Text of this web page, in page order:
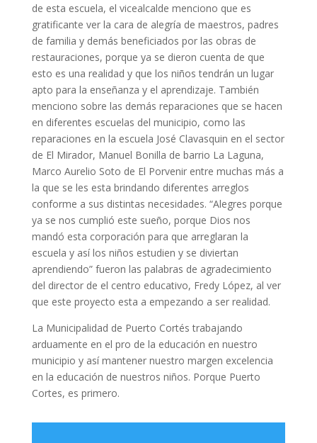
de esta escuela, el vicealcalde menciono que es
gratificante ver la cara de alegría de maestros, padres
de familia y demás beneficiados por las obras de
restauraciones, porque ya se dieron cuenta de que
esto es una realidad y que los niños tendrán un lugar
apto para la enseñanza y el aprendizaje. También
menciono sobre las demás reparaciones que se hacen
en diferentes escuelas del municipio, como las
reparaciones en la escuela José Clavasquin en el sector
de El Mirador, Manuel Bonilla de barrio La Laguna,
Marco Aurelio Soto de El Porvenir entre muchas más a
la que se les esta brindando diferentes arreglos
conforme a sus distintas necesidades. “Alegres porque
ya se nos cumplió este sueño, porque Dios nos
mandó esta corporación para que arreglaran la
escuela y así los niños estudien y se diviertan
aprendiendo” fueron las palabras de agradecimiento
del director de el centro educativo, Fredy López, al ver
que este proyecto esta a empezando a ser realidad.
La Municipalidad de Puerto Cortés trabajando
arduamente en el pro de la educación en nuestro
municipio y así mantener nuestro margen excelencia
en la educación de nuestros niños. Porque Puerto
Cortes, es primero.